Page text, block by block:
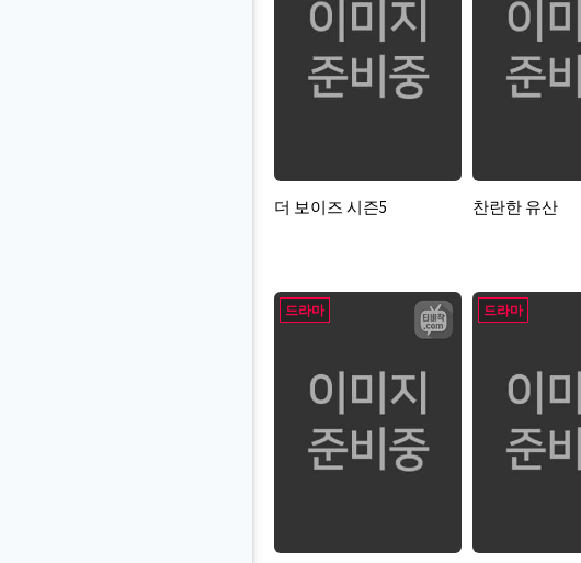
더 보이즈 시즌5 찬란한 유산
드라마 드라마